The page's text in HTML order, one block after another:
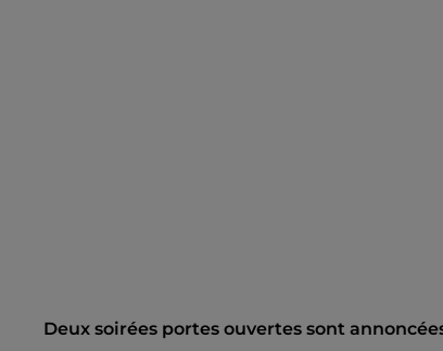
Deux soirées portes ouvertes sont